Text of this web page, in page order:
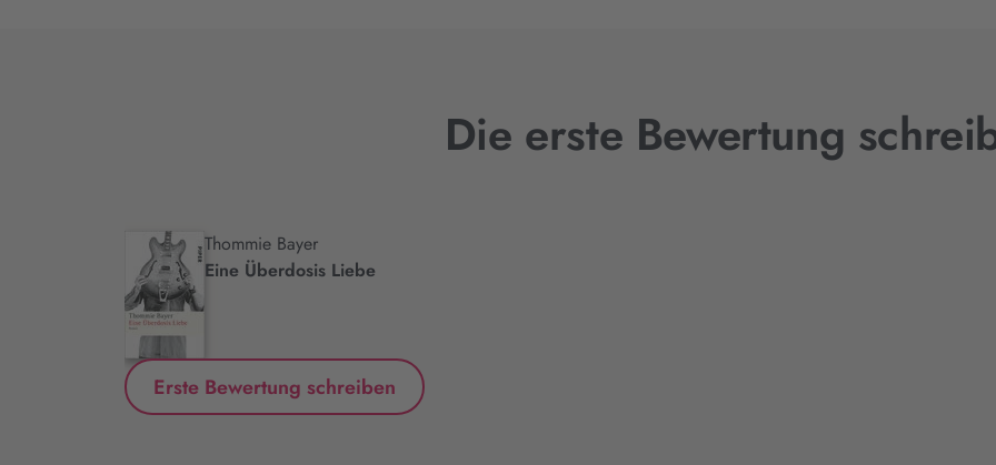
Die erste Bewertung
Thommie Bayer
Eine Überdosis Liebe
Erste Bewertung schreiben